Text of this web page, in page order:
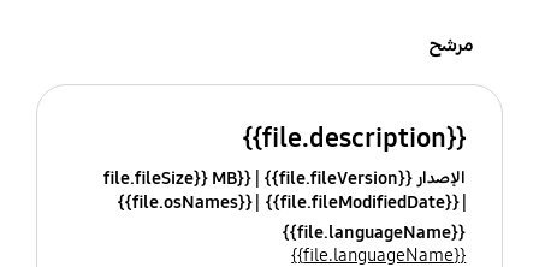
مرشح
{{file.description}}
الإصدار {{file.fileVersion}}
{{file.fileSize}} MB
{{file.fileModifiedDate}}
{{file.osNames}}
{{file.languageName}}
{{file.languageName}}